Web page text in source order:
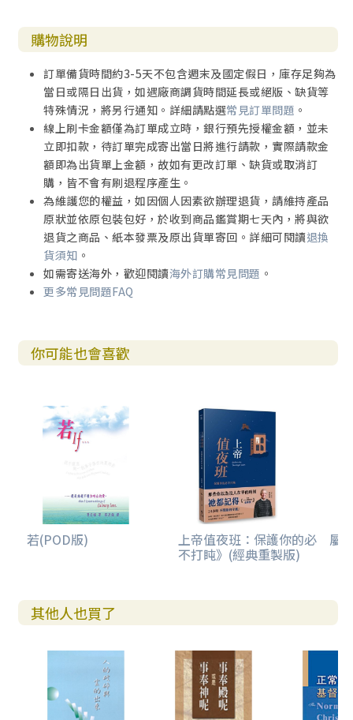
購物說明
訂單備貨時間約3-5天不包含週末及國定假日，庫存足夠為
當日或隔日出貨，如遇廠商調貨時間延長或絕版、缺貨等
特殊情況，將另行通知。詳細請點選常見訂單問題 。
線上刷卡金額僅為訂單成立時，銀行預先授權金額，並未
立即扣款，待訂單完成寄出當日將進行請款，實際請款金
額即為出貨單上金額，故如有更改訂單、缺貨或取消訂
購，皆不會有刷退程序產生。
為維護您的權益，如因個人因素欲辦理退貨，請維持產品
原狀並依原包裝包好，於收到商品鑑賞期七天內，將與欲
退貨之商品、紙本發票及原出貨單寄回。詳細可閱讀退換
貨須知 。
如需寄送海外，歡迎閱讀海外訂購常見問題 。
更多常見問題FAQ
你可能也會喜歡
若(POD版) 上帝值夜班：保護你的必
不打盹》(經典重製版)
屬
其他人也買了